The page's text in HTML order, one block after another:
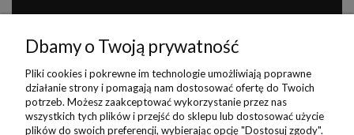
O firmie
Certyfikaty
Dbamy o Twoją prywatność
Pliki cookies i pokrewne im technologie umożliwiają poprawne
działanie strony i pomagają nam dostosować ofertę do Twoich
potrzeb. Możesz zaakceptować wykorzystanie przez nas
wszystkich tych plików i przejść do sklepu lub dostosować użycie
plików do swoich preferencji, wybierając opcję "Dostosuj zgody".